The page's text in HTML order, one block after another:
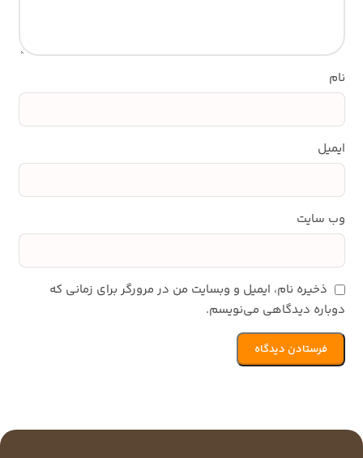
نام
ایمیل
وب‌ سایت
ذخیره نام، ایمیل و وبسایت من در مرورگر برای زمانی که
دوباره دیدگاهی می‌نویسم.